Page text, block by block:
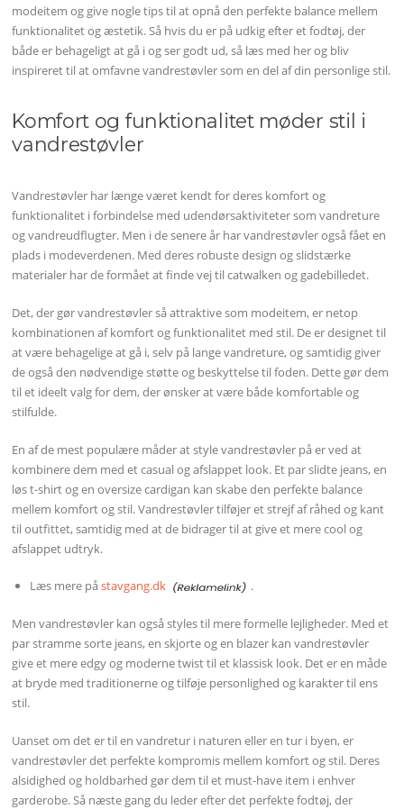
modeitem og give nogle tips til at opnå den perfekte balance mellem
funktionalitet og æstetik. Så hvis du er på udkig efter et fodtøj, der
både er behageligt at gå i og ser godt ud, så læs med her og bliv
inspireret til at omfavne vandrestøvler som en del af din personlige stil.
Komfort og funktionalitet møder stil i
vandrestøvler
Vandrestøvler har længe været kendt for deres komfort og
funktionalitet i forbindelse med udendørsaktiviteter som vandreture
og vandreudflugter. Men i de senere år har vandrestøvler også fået en
plads i modeverdenen. Med deres robuste design og slidstærke
materialer har de formået at finde vej til catwalken og gadebilledet.
Det, der gør vandrestøvler så attraktive som modeitem, er netop
kombinationen af komfort og funktionalitet med stil. De er designet til
at være behagelige at gå i, selv på lange vandreture, og samtidig giver
de også den nødvendige støtte og beskyttelse til foden. Dette gør dem
til et ideelt valg for dem, der ønsker at være både komfortable og
stilfulde.
En af de mest populære måder at style vandrestøvler på er ved at
kombinere dem med et casual og afslappet look. Et par slidte jeans, en
løs t-shirt og en oversize cardigan kan skabe den perfekte balance
mellem komfort og stil. Vandrestøvler tilføjer et strejf af råhed og kant
til outfittet, samtidig med at de bidrager til at give et mere cool og
afslappet udtryk.
Læs mere påstavgang.dk .
Men vandrestøvler kan også styles til mere formelle lejligheder. Med et
par stramme sorte jeans, en skjorte og en blazer kan vandrestøvler
give et mere edgy og moderne twist til et klassisk look. Det er en måde
at bryde med traditionerne og tilføje personlighed og karakter til ens
stil.
Uanset om det er til en vandretur i naturen eller en tur i byen, er
vandrestøvler det perfekte kompromis mellem komfort og stil. Deres
alsidighed og holdbarhed gør dem til et must-have item i enhver
garderobe. Så næste gang du leder efter det perfekte fodtøj, der